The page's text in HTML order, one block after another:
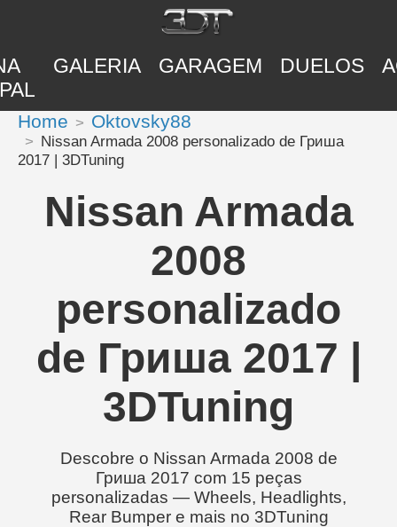
GALERIA GARAGEM DUELOS
Home Oktovsky88
Nissan Armada 2008 personalizado de Гриша
2017 | 3DTuning
Nissan Armada
2008
personalizado
de Гриша 2017 |
3DTuning
Descobre o Nissan Armada 2008 de
Гриша 2017 com 15 peças
personalizadas — Wheels, Headlights,
Rear Bumper e mais no 3DTuning